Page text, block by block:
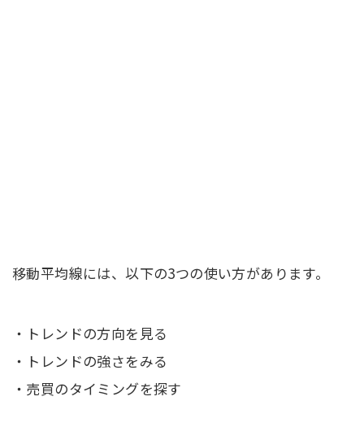
移動平均線には、以下の3つの使い方があります。
・トレンドの方向を見る
・トレンドの強さをみる
・売買のタイミングを探す